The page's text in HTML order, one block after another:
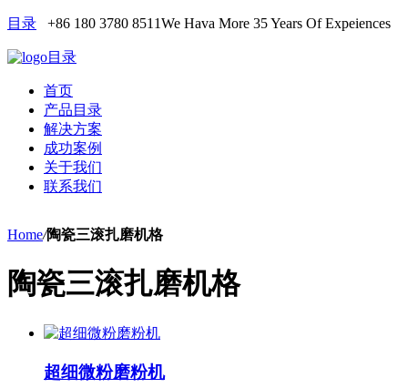
目录 +86 180 3780 8511We Hava More 35 Years Of Expeiences
目录
首页
产品目录
解决方案
成功案例
关于我们
联系我们
Home/陶瓷三滚扎磨机格
陶瓷三滚扎磨机格
超细微粉磨粉机